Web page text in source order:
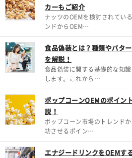
カーもご紹介
ナッツのOEMを検討されてい
ンドからOEM…
食品偽装とは？種類やパタ
を解説！
食品偽装に関する基礎的な知
します。これから…
ポップコーンOEMのポイン
説！
ポップコーン市場のトレンド
功させるポイン…
エナジードリンクをOEMす